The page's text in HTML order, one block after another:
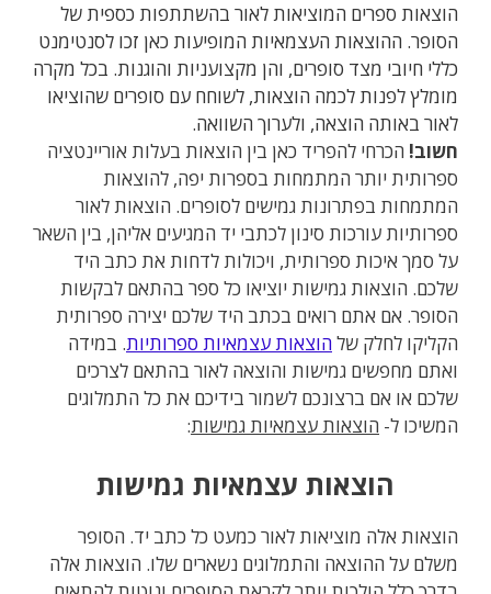
הוצאות ספרים המוציאות לאור בהשתתפות כספית של
הסופר. ההוצאות העצמאיות המופיעות כאן זכו לסנטימנט
כללי חיובי מצד סופרים, והן מקצועניות והוגנות. בכל מקרה
מומלץ לפנות לכמה הוצאות, לשוחח עם סופרים שהוציאו
לאור באותה הוצאה, ולערוך השוואה.
חשוב!הכרחי להפריד כאן בין הוצאות בעלות אוריינטציה
ספרותית יותר המתמחות בספרות יפה, להוצאות
המתמחות בפתרונות גמישים לסופרים. הוצאות לאור
ספרותיות עורכות סינון לכתבי יד המגיעים אליהן, בין השאר
על סמך איכות ספרותית, ויכולות לדחות את כתב היד
שלכם. הוצאות גמישות יוציאו כל ספר בהתאם לבקשות
הסופר. אם אתם רואים בכתב היד שלכם יצירה ספרותית
הקליקו לחלק שלהוצאות עצמאיות ספרותיות. במידה
ואתם מחפשים גמישות והוצאה לאור בהתאם לצרכים
שלכם או אם ברצונכם לשמור בידיכם את כל התמלוגים
המשיכו ל-הוצאות עצמאיות גמישות:
הוצאות עצמאיות גמישות
הוצאות אלה מוציאות לאור כמעט כל כתב יד. הסופר
משלם על ההוצאה והתמלוגים נשארים שלו. הוצאות אלה